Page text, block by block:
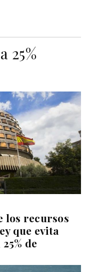
25%
los recursos
que evita
de